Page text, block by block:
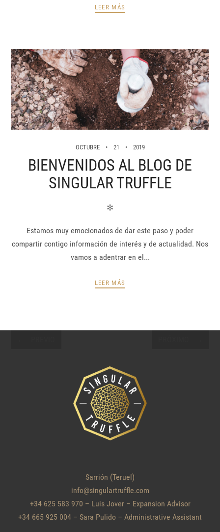
LEER MÁS
OCTUBRE 21 2019
BIENVENIDOS AL BLOG DE
SINGULAR TRUFFLE
✻
Estamos muy emocionados de dar este paso y poder
compartir contigo información de interés y de actualidad. Nos
vamos a adentrar en el...
LEER MÁS
Sarrión (Teruel)
info@singulartruffle.com
+34 625 583 970 – Luis Jover – Expansion Advisor
+34 665 925 004 – Sara Pulido – Administrative Assistant